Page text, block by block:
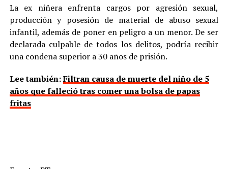
La ex niñera enfrenta cargos por agresión sexual,
producción y posesión de material de abuso sexual
infantil, además de poner en peligro a un menor. De ser
declarada culpable de todos los delitos, podría recibir
una condena superior a 30 años de prisión.
Lee también:Filtran causa de muerte del niño de 5
años que falleció tras comer una bolsa de papas
fritas